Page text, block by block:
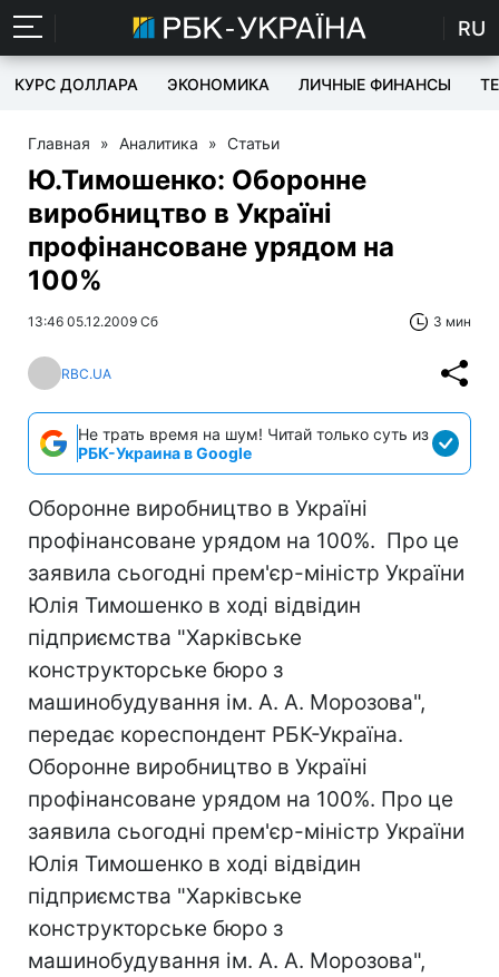
RU
КУРС ДОЛЛАРА ЭКОНОМИКА ЛИЧНЫЕ ФИНАНСЫ
Главная » Аналитика » Статьи
Ю.Тимошенко: Оборонне
виробництво в Україні
профінансоване урядом на
100%
13:46 05.12.2009 Сб 3 мин
RBC.UA
Не трать время на шум! Читай только суть из
РБК-Украина в Google
Оборонне виробництво в Україні
профінансоване урядом на 100%. Про це
заявила сьогодні прем'єр-міністр України
Юлія Тимошенко в ході відвідин
підприємства "Харківське
конструкторське бюро з
машинобудування ім. А. А. Морозова",
передає кореспондент РБК-Україна.
Оборонне виробництво в Україні
профінансоване урядом на 100%. Про це
заявила сьогодні прем'єр-міністр України
Юлія Тимошенко в ході відвідин
підприємства "Харківське
конструкторське бюро з
машинобудування ім. А. А. Морозова",